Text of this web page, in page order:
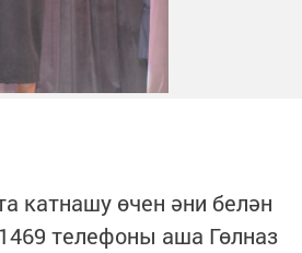
катнашу өчен әни белән
телефоны аша Гөлназ